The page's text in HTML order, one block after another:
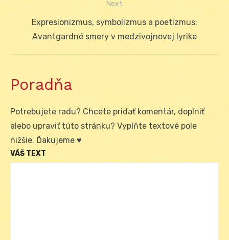
Next
Next
post:
Expresionizmus, symbolizmus a poetizmus:
Avantgardné smery v medzivojnovej lyrike
Poradňa
Potrebujete radu? Chcete pridať komentár, doplniť
alebo upraviť túto stránku? Vyplňte textové pole
nižšie. Ďakujeme ♥
VÁŠ TEXT